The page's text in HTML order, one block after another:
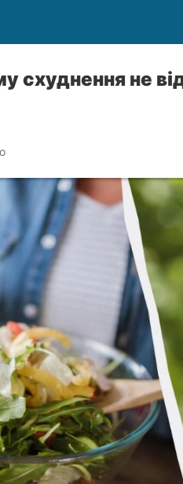
схуднення не